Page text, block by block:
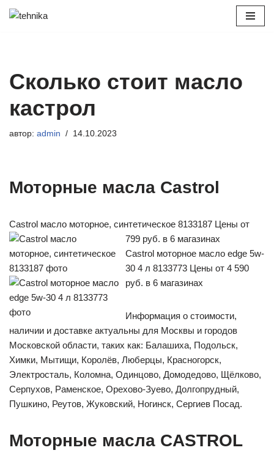
Сколько стоит масло
кастрол
автор: admin 14.10.2023
Моторные масла Castrol
Castrol масло моторное, синтетическое 8133187 Цены от
799 руб. в 6 магазинах
Castrol моторное масло edge 5w-
30 4 л 8133773 Цены от 4 590
руб. в 6 магазинах
Информация о стоимости,
наличии и доставке актуальны для Москвы и городов
Московской области, таких как: Балашиха, Подольск,
Химки, Мытищи, Королёв, Люберцы, Красногорск,
Электросталь, Коломна, Одинцово, Домодедово, Щёлково,
Серпухов, Раменское, Орехово-Зуево, Долгопрудный,
Пушкино, Реутов, Жуковский, Ногинск, Сергиев Посад.
Моторные масла CASTROL